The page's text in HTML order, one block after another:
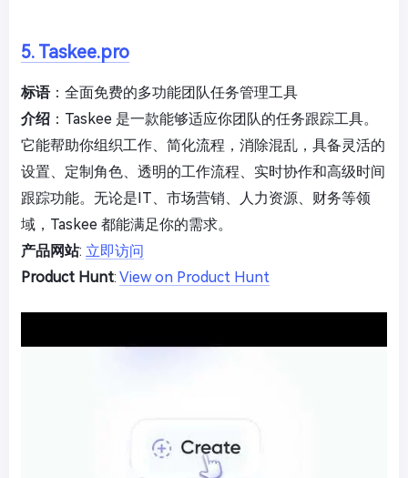
5. Taskee.pro
标语：全面免费的多功能团队任务管理工具
介绍 ：Taskee 是一款能够适应你团队的任务跟踪工具。
它能帮助你组织工作、简化流程，消除混乱，具备灵活的
设置、定制角色、透明的工作流程、实时协作和高级时间
跟踪功能。无论是IT、市场营销、人力资源、财务等领
域，Taskee 都能满足你的需求。
产品网站: 立即访问
Product Hunt: View on Product Hunt